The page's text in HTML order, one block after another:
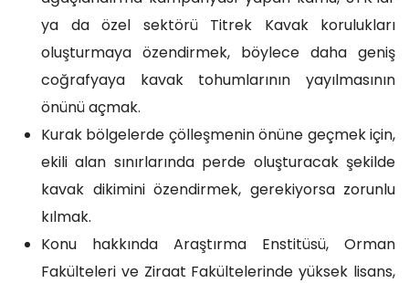
ya da özel sektörü Titrek Kavak korulukları
oluşturmaya özendirmek, böylece daha geniş
coğrafyaya kavak tohumlarının yayılmasının
önünü açmak.
Kurak bölgelerde çölleşmenin önüne geçmek için,
ekili alan sınırlarında perde oluşturacak şekilde
kavak dikimini özendirmek, gerekiyorsa zorunlu
kılmak.
Konu hakkında Araştırma Enstitüsü, Orman
Fakülteleri ve Ziraat Fakültelerinde yüksek lisans,